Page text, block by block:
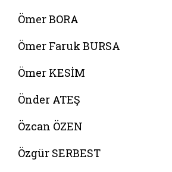
Ömer BORA
Ömer Faruk BURSA
Ömer KESİM
Önder ATEŞ
Özcan ÖZEN
Özgür SERBEST